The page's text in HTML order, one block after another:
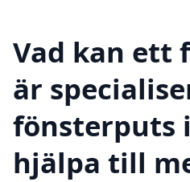
Vad kan ett
är
fönsterputs
hjälpa till